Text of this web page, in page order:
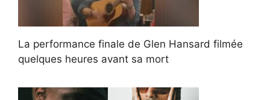
La performance finale de Glen Hansard filmée
quelques heures avant sa mort